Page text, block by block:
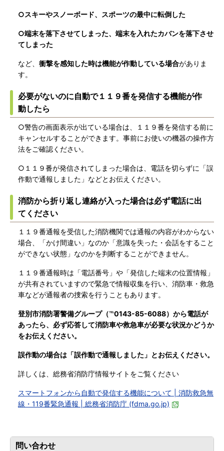
○スキーやスノーボード、スポーツの最中に転倒した
○端末を落下させてしまった、端末を入れたカバンを落下させ
てしまった
など、 衝撃を感知した時は機能が作動している場合がありま
す。
必要がないのに自動で１１９番を発信する機能が作
動したら
○警告の画面表示が出ている場合は、１１９番を発信する前に
キャンセルすることができます。事前にお使いの機器の操作方
法をご確認ください。
○１１９番が発信されてしまった場合は、電話を切らずに「誤
作動で通報しました」などとお伝えください。
消防から折り返し連絡が入った場合は必ず電話に出
てください
１１９番通報を受信した消防機関では通報の内容がわからない
場合、「かけ間違い」なのか「意識を失った・会話をすること
ができない状態」なのかを判断することができません。
１１９番通報時は「電話番号」や「発信した端末の位置情報」
が共有されていますので緊急で情報収集を行い、消防車・救急
車などが通報者の捜索を行うこともあります。
登別市消防署警備グループ（℡0143-85-6088）から電話が
あったら、必ず応答して消防車や救急車が必要な状況かどうか
をお伝えください。
誤作動の場合は「誤作動で通報しました」とお伝えください。
詳しくは、総務省消防庁情報サイトをご覧ください
スマートフォンから自動で発信する機能について | 消防救急無
線・119番緊急通報 | 総務省消防庁 (fdma.go.jp)
問い合わせ